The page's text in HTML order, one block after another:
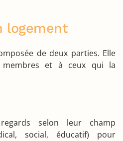
logement
de deux parties. Elle
et à ceux qui la
selon leur champ
social, éducatif) pour